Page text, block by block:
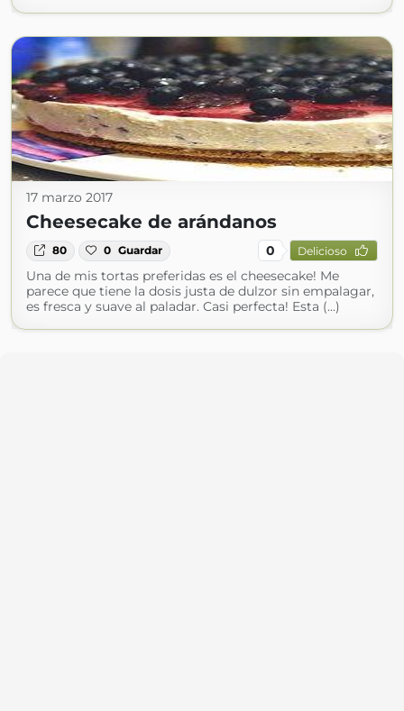
17 marzo 2017
Cheesecake de arándanos
80 0 Guardar 0 Delicioso
Una de mis tortas preferidas es el cheesecake! Me
parece que tiene la dosis justa de dulzor sin empalagar,
es fresca y suave al paladar. Casi perfecta! Esta (...)